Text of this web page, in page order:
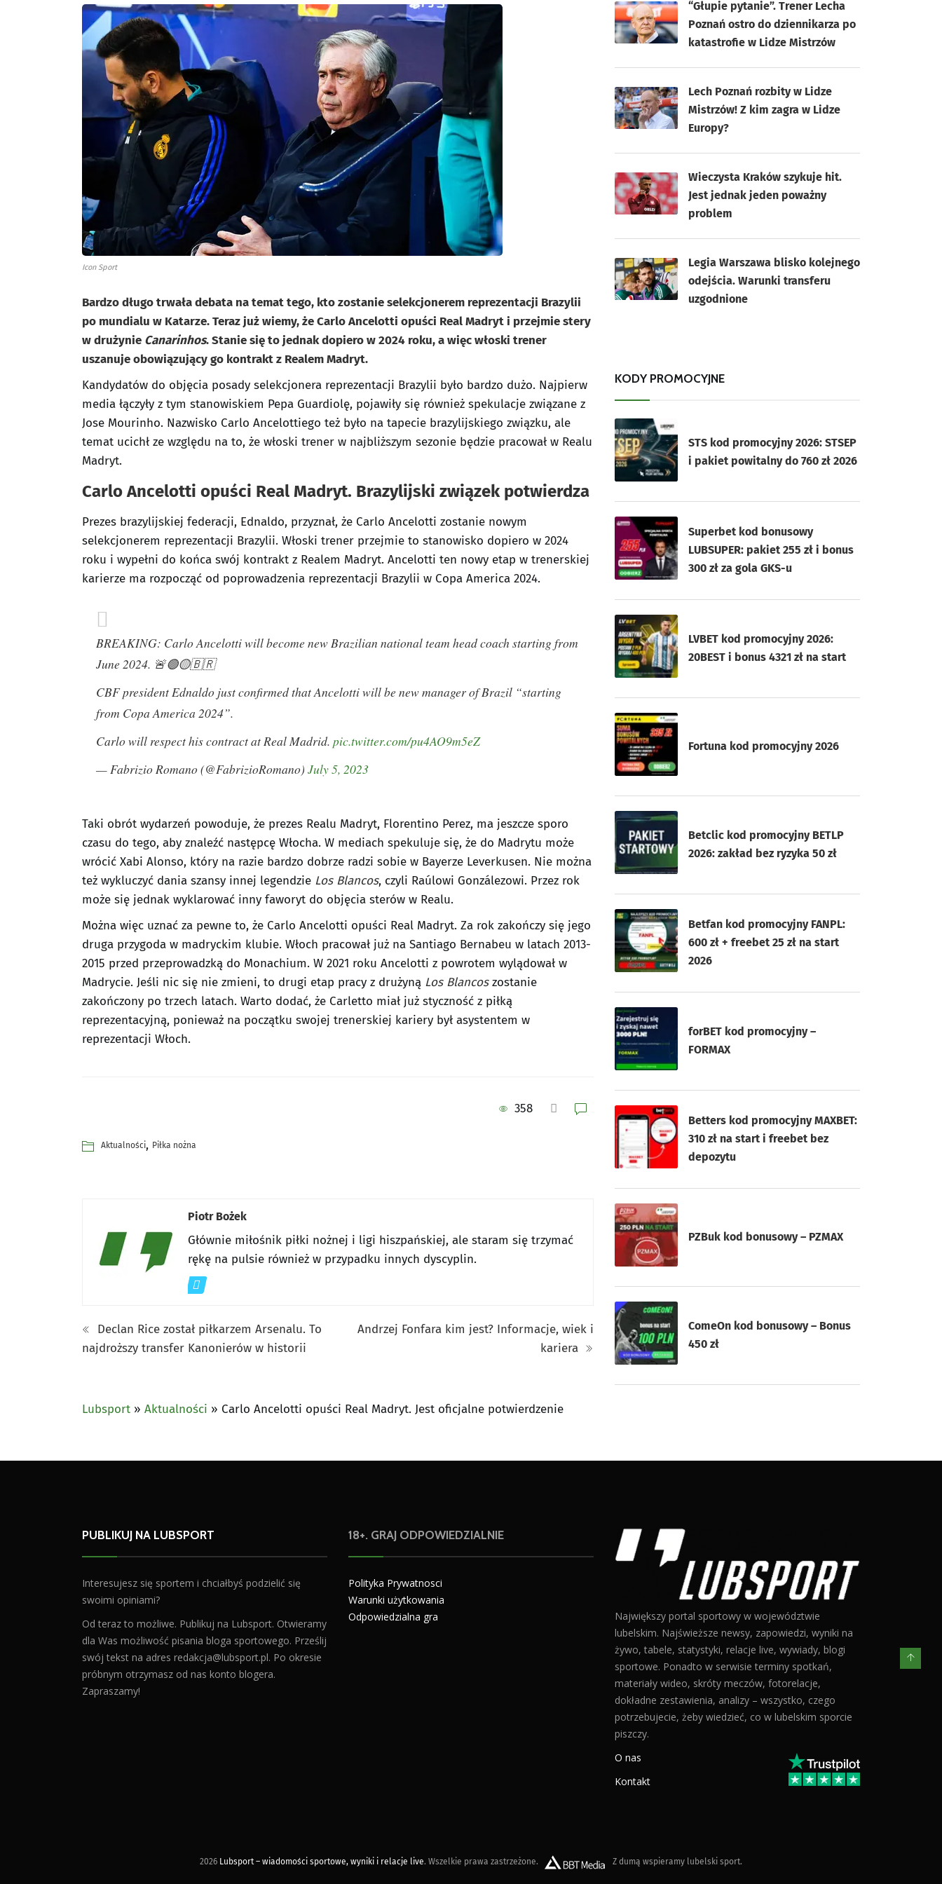
Icon Sport
Bardzo długo trwała debata na temat tego, kto zostanie selekcjonerem reprezentacji Brazylii
po mundialu w Katarze. Teraz już wiemy, że Carlo Ancelotti opuści Real Madryt i przejmie stery
w drużynie Canarinhos. Stanie się to jednak dopiero w 2024 roku, a więc włoski trener
uszanuje obowiązujący go kontrakt z Realem Madryt.
Kandydatów do objęcia posady selekcjonera reprezentacji Brazylii było bardzo dużo. Najpierw
media łączyły z tym stanowiskiem Pepa Guardiolę, pojawiły się również spekulacje związane z
Jose Mourinho. Nazwisko Carlo Ancelottiego też było na tapecie brazylijskiego związku, ale
temat ucichł ze względu na to, że włoski trener w najbliższym sezonie będzie pracował w Realu
Madryt.
Carlo Ancelotti opuści Real Madryt. Brazylijski związek potwierdza
Prezes brazylijskiej federacji, Ednaldo, przyznał, że Carlo Ancelotti zostanie nowym
selekcjonerem reprezentacji Brazylii. Włoski trener przejmie to stanowisko dopiero w 2024
roku i wypełni do końca swój kontrakt z Realem Madryt. Ancelotti ten nowy etap w trenerskiej
karierze ma rozpocząć od poprowadzenia reprezentacji Brazylii w Copa America 2024.
BREAKING: Carlo Ancelotti will become new Brazilian national team head coach starting from
June 2024. 🚨🟢🟡🇧🇷
CBF president Ednaldo just confirmed that Ancelotti will be new manager of Brazil “starting
from Copa America 2024”.
Carlo will respect his contract at Real Madrid. pic.twitter.com/pu4AO9m5eZ
— Fabrizio Romano (@FabrizioRomano) July 5, 2023
Taki obrót wydarzeń powoduje, że prezes Realu Madryt, Florentino Perez, ma jeszcze sporo
czasu do tego, aby znaleźć następcę Włocha. W mediach spekuluje się, że do Madrytu może
wrócić Xabi Alonso, który na razie bardzo dobrze radzi sobie w Bayerze Leverkusen. Nie można
też wykluczyć dania szansy innej legendzie Los Blancos, czyli Raúlowi Gonzálezowi. Przez rok
może się jednak wyklarować inny faworyt do objęcia sterów w Realu.
Można więc uznać za pewne to, że Carlo Ancelotti opuści Real Madryt. Za rok zakończy się jego
druga przygoda w madryckim klubie. Włoch pracował już na Santiago Bernabeu w latach 2013-
2015 przed przeprowadzką do Monachium. W 2021 roku Ancelotti z powrotem wylądował w
Madrycie. Jeśli nic się nie zmieni, to drugi etap pracy z drużyną Los Blancoszostanie
zakończony po trzech latach. Warto dodać, że Carletto miał już styczność z piłką
reprezentacyjną, ponieważ na początku swojej trenerskiej kariery był asystentem w
reprezentacji Włoch.
358
Aktualności, Piłka nożna
Piotr Bożek
Głównie miłośnik piłki nożnej i ligi hiszpańskiej, ale staram się trzymać
rękę na pulsie również w przypadku innych dyscyplin.
Declan Rice został piłkarzem Arsenalu. To
najdroższy transfer Kanonierów w historii
Andrzej Fonfara kim jest? Informacje, wiek i
kariera
“Głupie pytanie”. Trener Lecha
Poznań ostro do dziennikarza po
katastrofie w Lidze Mistrzów
Lech Poznań rozbity w Lidze
Mistrzów! Z kim zagra w Lidze
Europy?
Wieczysta Kraków szykuje hit.
Jest jednak jeden poważny
problem
Legia Warszawa blisko kolejnego
odejścia. Warunki transferu
uzgodnione
KODY PROMOCYJNE
STS kod promocyjny 2026: STSEP
i pakiet powitalny do 760 zł 2026
Superbet kod bonusowy
LUBSUPER: pakiet 255 zł i bonus
300 zł za gola GKS-u
LVBET kod promocyjny 2026:
20BEST i bonus 4321 zł na start
Fortuna kod promocyjny 2026
Betclic kod promocyjny BETLP
2026: zakład bez ryzyka 50 zł
Betfan kod promocyjny FANPL:
600 zł + freebet 25 zł na start
2026
forBET kod promocyjny –
FORMAX
Betters kod promocyjny MAXBET:
310 zł na start i freebet bez
depozytu
PZBuk kod bonusowy – PZMAX
ComeOn kod bonusowy – Bonus
450 zł
Lubsport » Aktualności » Carlo Ancelotti opuści Real Madryt. Jest oficjalne potwierdzenie
PUBLIKUJ NA LUBSPORT
Interesujesz się sportem i chciałbyś podzielić się
swoimi opiniami?
Od teraz to możliwe. Publikuj na Lubsport. Otwieramy
dla Was możliwość pisania bloga sportowego. Prześlij
swój tekst na adres redakcja@lubsport.pl. Po okresie
próbnym otrzymasz od nas konto blogera.
Zapraszamy!
18+. GRAJ ODPOWIEDZIALNIE
Polityka Prywatnosci
Warunki użytkowania
Odpowiedzialna gra
Największy portal sportowy w województwie
lubelskim. Najświeższe newsy, zapowiedzi, wyniki na
żywo, tabele, statystyki, relacje live, wywiady, blogi
sportowe. Ponadto w serwisie terminy spotkań,
materiały wideo, skróty meczów, fotorelacje,
dokładne zestawienia, analizy – wszystko, czego
potrzebujecie, żeby wiedzieć, co w lubelskim sporcie
piszczy.
O nas
Kontakt
2026 Lubsport – wiadomości sportowe, wyniki i relacje live. Wszelkie prawa zastrzeżone. Z dumą wspieramy lubelski sport.